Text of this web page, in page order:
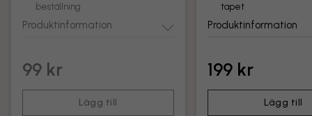
beställning
Produktinformation
99 kr
Lägg till
tapet
Produktinformation
199 kr
Lägg till